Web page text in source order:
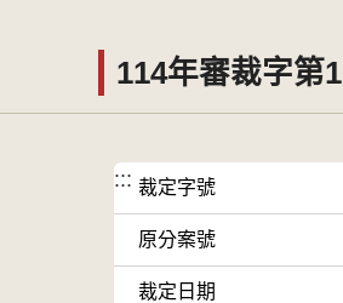
114年審裁字第
::: 裁定字號
原分案號
裁定日期